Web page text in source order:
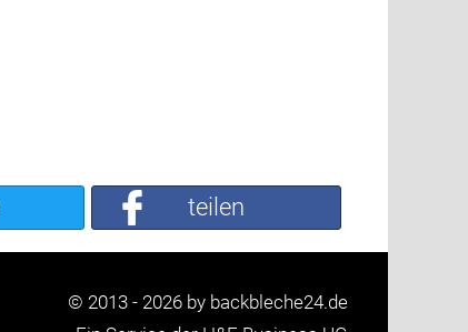
teilen
© 2013 - 2026 by backbleche24.de